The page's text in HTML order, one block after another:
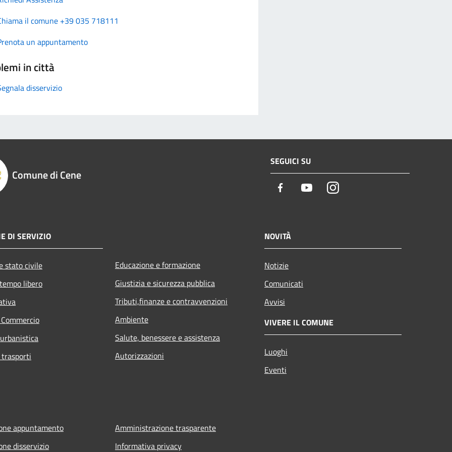
il comune +39 035 718111
un appuntamento
in città
disservizio
Comune di Cene
SEGUICI SU
Facebook YoutubeInstagram
DI SERVIZIO
stato civile
libero
Educazione e formazione
Giustizia e sicurezza pubblica
Tributi,finanze e contravvenzioni
Ambiente
Salute, benessere e assistenza
Autorizzazioni
NOVITÀ
Notizie
Comunicati
Avvisi
VIVERE IL COMUNE
Luoghi
Eventi
appuntamento
disservizio
Amministrazione trasparente
Informativa privacy